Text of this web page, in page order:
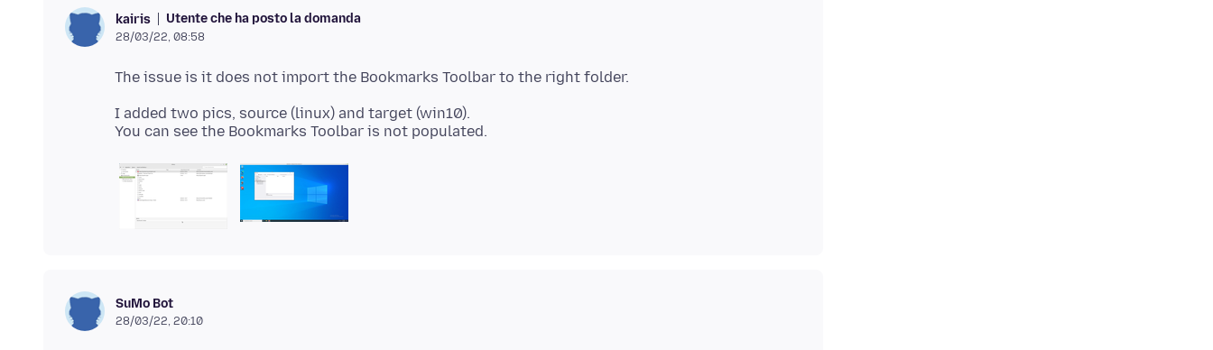
kairis Utente che ha posto la domanda
28/03/22, 08:58
I added two pics, source (linux) and target (win10).
SuMo Bot
28/03/22, 20:10